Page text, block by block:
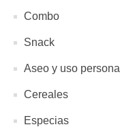
Combo
Snack
Aseo y uso personal
Cereales
Especias